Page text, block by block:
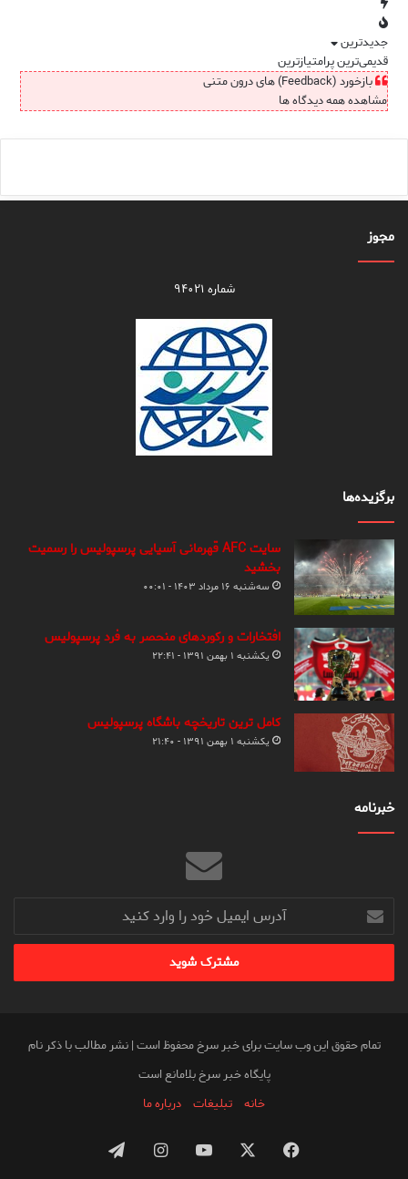
جدیدترین
قدیمی‌ترینپرامتیازترین
بازخورد (Feedback) های درون متنی
مشاهده همه دیدگاه ها
مجوز
شماره ۹۴۰۲۱
برگزیده‌ها
سایت AFC قهرمانی آسیایی پرسپولیس را رسمیت
بخشید
سه‌شنبه ۱۶ مرداد ۱۴۰۳ - ۰۰:۰۱
افتخارات و رکوردهای منحصر به فرد پرسپولیس
یکشنبه ۱ بهمن ۱۳۹۱ - ۲۲:۴۱
کامل ترین تاریخچه باشگاه پرسپولیس
یکشنبه ۱ بهمن ۱۳۹۱ - ۲۱:۴۰
خبرنامه
آدرس
ایمیل
خود
وارد
تمام حقوق این وب سایت برای خبر سرخ محفوظ است | نشر مطالب با ذکر نام
پایگاه خبر سرخ بلامانع است
خانه
تبلیغات درباره ما
فیس
یوتیوباینستاگرامتلگرام